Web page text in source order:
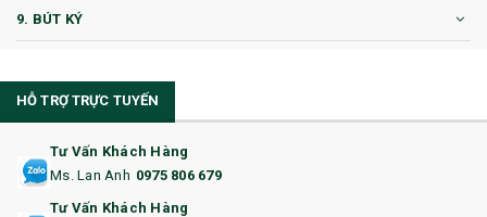
9. BÚT KÝ
11. CỐC/BÌNH GIỮ NHIỆT
12. BÌNH NƯỚC
13. QUÀ TẶNG CAO CẤP
HỖ TRỢ TRỰC TUYẾN
Tư Vấn Khách Hàng
Ms. Lan Anh 0975 806 679
Tư Vấn Khách Hàng